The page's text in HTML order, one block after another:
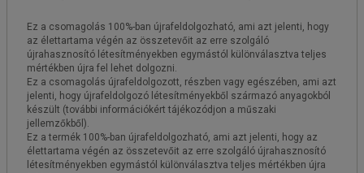
Ez a csomagolás 100%-ban újrafeldolgozható, ami azt jelenti, hogy
az élettartama végén az összetevőit az erre szolgáló
újrahasznosító létesítményekben egymástól különválasztva teljes
mértékben újra fel lehet dolgozni.
Ez a csomagolás újrafeldolgozott, részben vagy egészében, ami azt
jelenti, hogy újrafeldolgozó létesítményekből származó anyagokból
készült (további információkért tájékozódjon a műszaki
jellemzőkből).
Ez a termék 100%-ban újrafeldolgozható, ami azt jelenti, hogy az
élettartama végén az összetevőit az erre szolgáló újrahasznosító
létesítményekben egymástól különválasztva teljes mértékben újra